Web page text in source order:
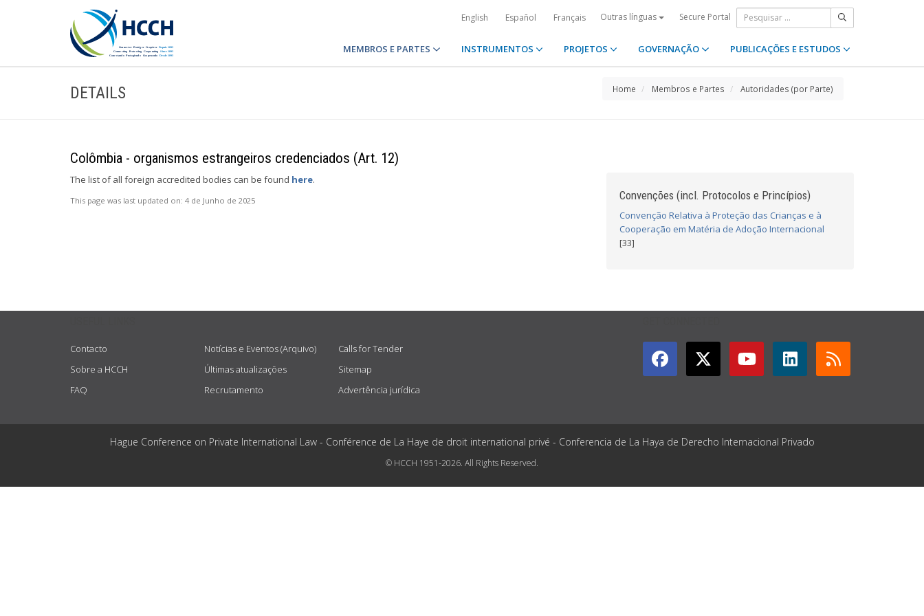
English Español Français Outras línguas Secure Portal
MEMBROS E PARTES INSTRUMENTOS PROJETOS GOVERNAÇÃO PUBLICAÇÕES E ESTUDOS
DETAILS Home Membros e Partes Autoridades (por Parte)
Colômbia - organismos estrangeiros credenciados (Art. 12)
The list of all foreign accredited bodies can be found here.
This page was last updated on: 4 de Junho de 2025 Convenções (incl. Protocolos e Princípios)
Convenção Relativa à Proteção das Crianças e à
Cooperação em Matéria de Adoção Internacional
[33]
Contacto
Sobre a HCCH
FAQ
Notícias e Eventos (Arquivo)
Últimas atualizações
Recrutamento
Calls for Tender
Sitemap
Advertência jurídica
Hague Conference on Private International Law - Conférence de La Haye de droit international privé - Conferencia de La Haya de Derecho Internacional Privado
© HCCH 1951-2026. All Rights Reserved.